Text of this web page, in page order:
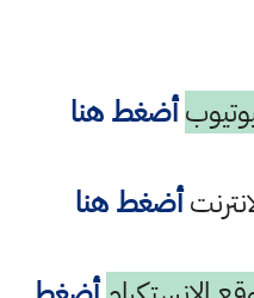
أضغط هنا
أضغط هنا